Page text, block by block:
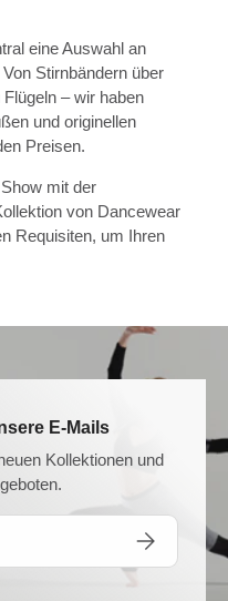
eine Auswahl an
Stirnbändern über
– wir haben
und originellen
Preisen.
mit der
von Dancewear
Requisiten, um Ihren
E-Mails
Kollektionen und
ABONNIEREN